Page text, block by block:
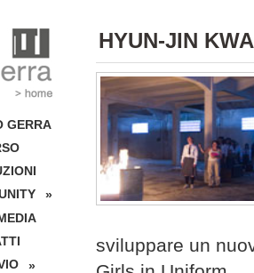
HYUN-JIN
sviluppare un
GERRA
»
»